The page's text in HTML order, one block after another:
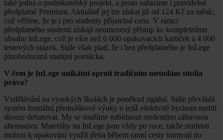
také jedná o podnikatelský projekt, a proto nabízíme i pravidelné
předplatné Premium. Aktuálně jej lze získat již od 124 Kč za měsíc,
což věříme, že je i pro studenty přijatelná cena. V rámci
předplatného studenti získají neomezený přístup ke kompletnímu
obsahu InLege, což je více než 6 000 opakovacích kartiček a 4 000
testových otázek. Stále však platí, že i bez předplatného je InLege
plnohodnotná studijní pomůcka.
V čem je InLege unikátní oproti tradičním metodám studia
práva?
Vzdělávání na vysokých školách je poněkud rigidní. Stále převládá
systém frontální přednáškové výuky o jejíž efektivitě bychom mohli
dlouze debatovat. My se snažíme nabídnout studentům zábavnou
alternativu. Materiály na InLege jsou vždy po ruce, takže studenti
mohou k opakování využít třeba během ranní cesty tramvají do